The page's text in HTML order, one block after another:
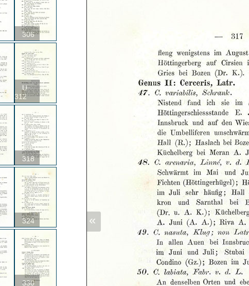
306
U
312
318
324
330
«